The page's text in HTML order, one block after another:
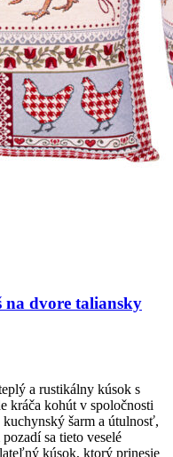
dvore taliansky
a rustikálny kúsok s
kráča kohút v spoločnosti
šarm a útulnosť,
sa tieto veselé
kúsok, ktorý prinesie